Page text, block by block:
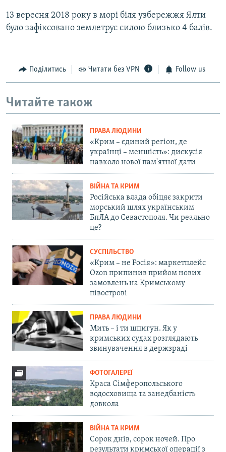
13 вересня 2018 року в морі біля узбережжя Ялти
було зафіксовано землетрус силою близько 4 балів.
Поділитись Читати без VPN Follow us
Читайте також
ПРАВА ЛЮДИНИ
«Крим – єдиний регіон, де
українці – меншість»: дискусія
навколо нової пам'ятної дати
ВІЙНА ТА КРИМ
Російська влада обіцяє закрити
морський шлях українським
БпЛА до Севастополя. Чи реально
це?
СУСПІЛЬСТВО
«Крим – не Росія»: маркетплейс
Ozon припинив прийом нових
замовлень на Кримському
півострові
ПРАВА ЛЮДИНИ
Мить – і ти шпигун. Як у
кримських судах розглядають
звинувачення в держзраді
ФОТОГАЛЕРЕЇ
Краса Сімферопольського
водосховища та занедбаність
довкола
ВІЙНА ТА КРИМ
Сорок днів, сорок ночей. Про
результати кримської операції з